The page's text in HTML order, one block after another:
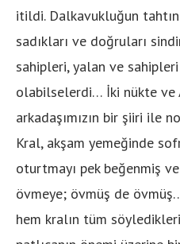
itildi. Dalkavukluğun
sadıkları ve doğruları
sahipleri, yalan ve
olabilselerdi… İki nükte ve
arkadaşımızın bir şiiri ile
Kral, akşam yemeğinde
oturtmayı pek beğenmiş
övmeye; övmüş de
hem kralın tüm